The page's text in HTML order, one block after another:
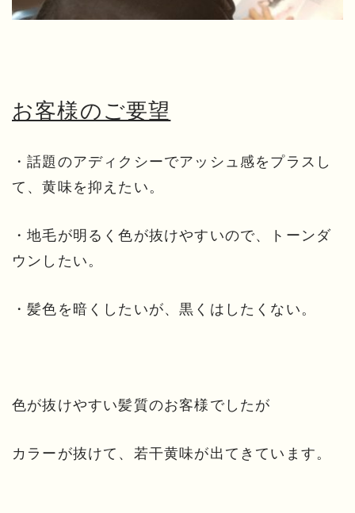
お客様のご要望
・話題のアディクシーでアッシュ感をプラスし
て、黄味を抑えたい。
・地毛が明るく色が抜けやすいので、トーンダ
ウンしたい。
・髪色を暗くしたいが、黒くはしたくない。
色が抜けやすい髪質のお客様でしたが
カラーが抜けて、若干黄味が出てきています。